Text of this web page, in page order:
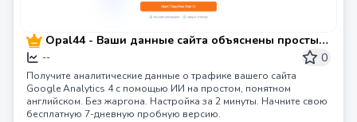
Opal44 - Ваши данные сайта объяснены простым
языком | Инсайты Google Analytics на основе ИИ
-- 0
Получите аналитические данные о трафике вашего сайта
Google Analytics 4 с помощью ИИ на простом, понятном
английском. Без жаргона. Настройка за 2 минуты. Начните свою
бесплатную 7-дневную пробную версию.